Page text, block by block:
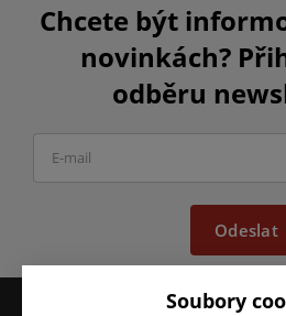
Chcete být
novinkách?
odběru
Odeslat
Soubory